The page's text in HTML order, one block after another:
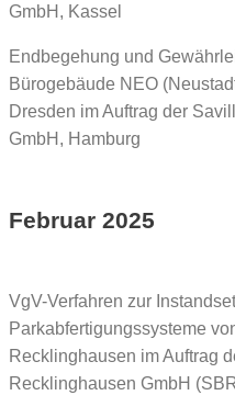
GmbH, Kassel
Endbegehung und
Bürogebäude NEO
Dresden im Auftrag der
GmbH, Hamburg
Februar 2025
VgV-Verfahren zur
Parkabfertigungssysteme
Recklinghausen im Auftrag
Recklinghausen GmbH